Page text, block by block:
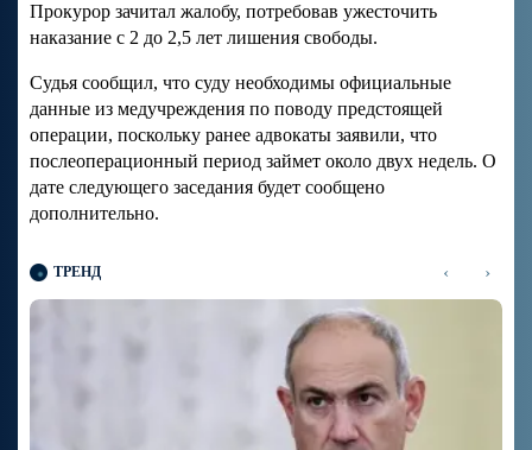
Прокурор зачитал жалобу, потребовав ужесточить
наказание с 2 до 2,5 лет лишения свободы.
Судья сообщил, что суду необходимы официальные
данные из медучреждения по поводу предстоящей
операции, поскольку ранее адвокаты заявили, что
послеоперационный период займет около двух недель. О
дате следующего заседания будет сообщено
дополнительно.
ТРЕНД ‹ ›